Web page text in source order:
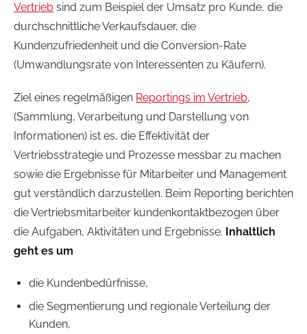
Vertrieb sind zum Beispiel der Umsatz pro Kunde, die
durchschnittliche Verkaufsdauer, die
Kundenzufriedenheit und die Conversion-Rate
(Umwandlungsrate von Interessenten zu Käufern).
Ziel eines regelmäßigen Reportings im Vertrieb,
(Sammlung, Verarbeitung und Darstellung von
Informationen) ist es, die Effektivität der
Vertriebsstrategie und Prozesse messbar zu machen
sowie die Ergebnisse für Mitarbeiter und Management
gut verständlich darzustellen. Beim Reporting berichten
die Vertriebsmitarbeiter kundenkontaktbezogen über
die Aufgaben, Aktivitäten und Ergebnisse. Inhaltlich
geht es um
die Kundenbedürfnisse,
die Segmentierung und regionale Verteilung der
Kunden,